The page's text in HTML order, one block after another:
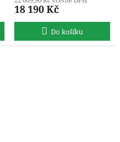
18 190 Kč
Do košíku